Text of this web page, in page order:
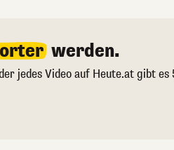
werden.
jedes Video auf Heute.at gibt es